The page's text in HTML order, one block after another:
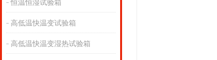
恒温恒湿试验箱
高低温快温变试验箱
高低温快温变湿热试验箱